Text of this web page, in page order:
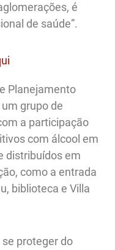
é
de saúde”.
Planejamento
grupo de
a participação
com álcool em
distribuídos em
como a entrada
biblioteca e Villa
proteger do